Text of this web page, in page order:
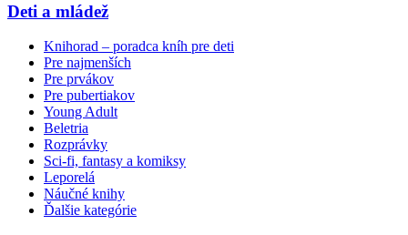
Deti a mládež
Knihorad – poradca kníh pre deti
Pre najmenších
Pre prvákov
Pre pubertiakov
Young Adult
Beletria
Rozprávky
Sci-fi, fantasy a komiksy
Leporelá
Náučné knihy
Ďalšie kategórie